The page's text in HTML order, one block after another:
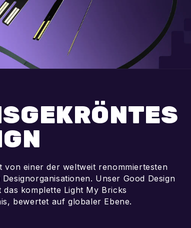
von einer der weltweit renommiertesten
Unser Good Design
das komplette Light My Bricks
bewertet auf globaler Ebene.